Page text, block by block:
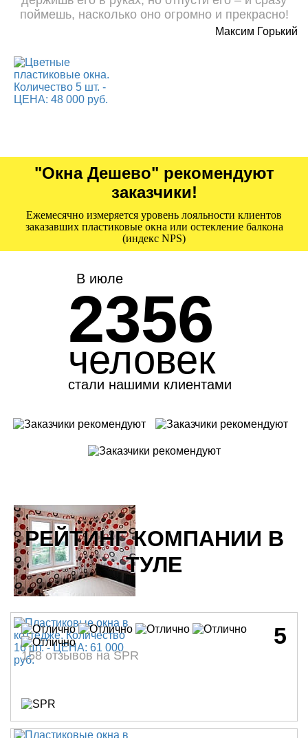
поймешь, насколько оно огромно и прекрасно!
Максим Горький
"Окна Дешево" рекомендуют
заказчики!
Ежемесячно измеряется уровень лояльности клиентов
заказавших пластиковые окна или остекление балкона
(индекс NPS)
В июле
2356
человек
стали нашими клиентами
РЕЙТИНГ КОМПАНИИ В
ТУЛЕ
5
158 отзывов на SPR